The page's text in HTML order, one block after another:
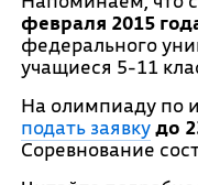
февраля 2015
федерального
учащиеся 5-11
На олимпиаду по
подать заявкудо
Соревнование